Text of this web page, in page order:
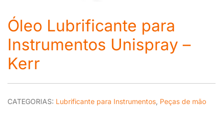
Óleo Lubrificante para
Instrumentos Unispray –
Kerr
CATEGORIAS: Lubrificante para Instrumentos Peças de mão